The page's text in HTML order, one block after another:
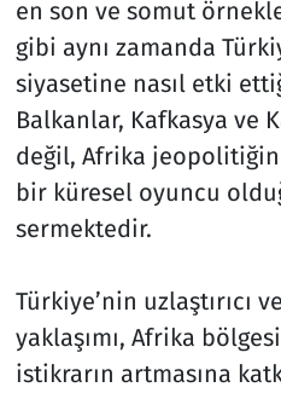
en son ve somut
gibi aynı zamanda
siyasetine nasıl etki
Balkanlar, Kafkasya ve
değil, Afrika
bir küresel oyuncu
sermektedir.
Türkiye’nin uzlaştırıcı
yaklaşımı, Afrika
istikrarın artmasına